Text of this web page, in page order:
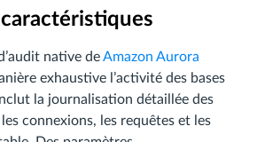
native deAmazon Aurora
exhaustive l’activité des bases
la journalisation détaillée des
connexions, les requêtes et les